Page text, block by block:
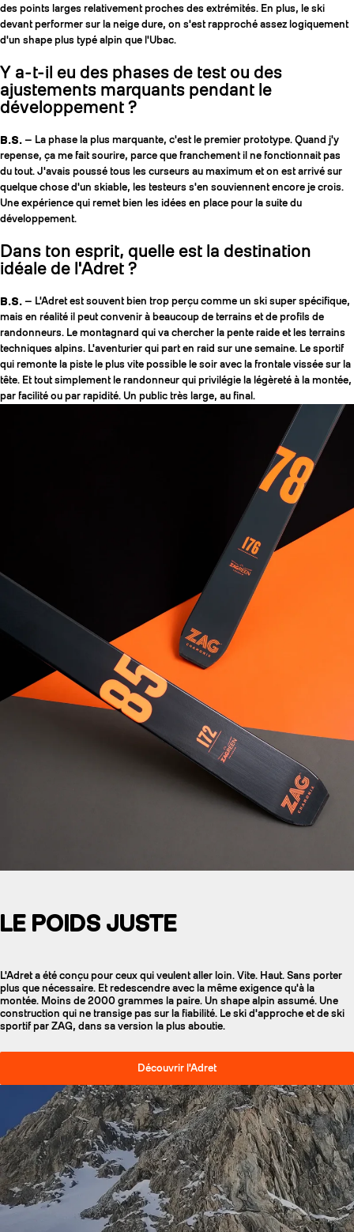
des points larges relativement proches des extrémités. En plus, le ski
devant performer sur la neige dure, on s'est rapproché assez logiquement
d'un shape plus typé alpin que l'Ubac.
Y a-t-il eu des phases de test ou des
ajustements marquants pendant le
développement ?
B.S. — La phase la plus marquante, c'est le premier prototype. Quand j'y
repense, ça me fait sourire, parce que franchement il ne fonctionnait pas
du tout. J'avais poussé tous les curseurs au maximum et on est arrivé sur
quelque chose d'un skiable, les testeurs s'en souviennent encore je crois.
Une expérience qui remet bien les idées en place pour la suite du
développement.
Dans ton esprit, quelle est la destination
idéale de l'Adret ?
B.S. — L'Adret est souvent bien trop perçu comme un ski super spécifique,
mais en réalité il peut convenir à beaucoup de terrains et de profils de
randonneurs. Le montagnard qui va chercher la pente raide et les terrains
techniques alpins. L'aventurier qui part en raid sur une semaine. Le sportif
qui remonte la piste le plus vite possible le soir avec la frontale vissée sur la
tête. Et tout simplement le randonneur qui privilégie la légèreté à la montée,
par facilité ou par rapidité. Un public très large, au final.
LE POIDS JUSTE
L'Adret a été conçu pour ceux qui veulent aller loin. Vite. Haut. Sans porter
plus que nécessaire. Et redescendre avec la même exigence qu'à la
montée. Moins de 2000 grammes la paire. Un shape alpin assumé. Une
construction qui ne transige pas sur la fiabilité. Le ski d'approche et de ski
sportif par ZAG, dans sa version la plus aboutie.
Découvrir l'Adret